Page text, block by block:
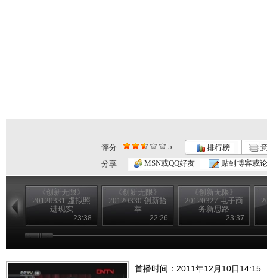
评分 5 排行榜
分享
MSN或QQ好友 贴到博客或
《创新无限》
20120331 虚拟照
进现实
23:38
《创新无限》
20120330 创新拾
萃
22:26
《创新无限》
20120327 电子商
务新思路
23:37
首播时间：2011年12月10日14:15